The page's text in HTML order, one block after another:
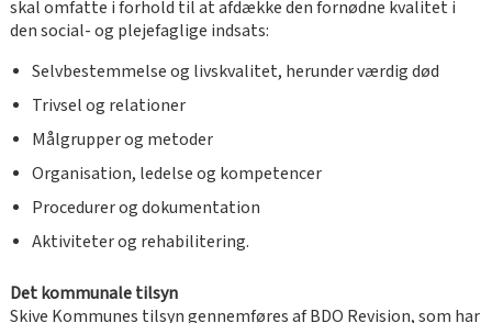
skal omfatte i forhold til at afdække den fornødne kvalitet i
den social- og plejefaglige indsats:
Selvbestemmelse og livskvalitet, herunder værdig død
Trivsel og relationer
Målgrupper og metoder
Organisation, ledelse og kompetencer
Procedurer og dokumentation
Aktiviteter og rehabilitering.
Det kommunale tilsyn
Skive Kommunes tilsyn gennemføres af BDO Revision, som har